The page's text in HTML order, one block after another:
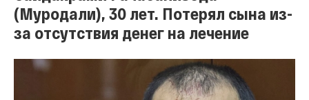
(Муродали), 30 лет. Потерял сына из-
за отсутствия денег на лечение